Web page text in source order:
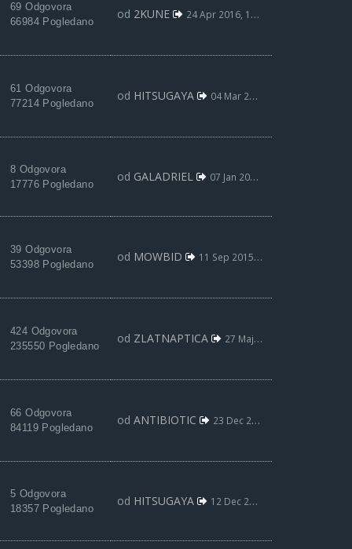
69 Odgovora
66984 Pogledano
od 2KUNE 24 Apr 2016, 11:29
61 Odgovora
77214 Pogledano
od HITSUGAYA 04 Mar 2016, 15:17
8 Odgovora
17776 Pogledano
od GALADRIEL 07 Jan 2016, 01:50
39 Odgovora
53398 Pogledano
od MOWBID 11 Sep 2015, 17:25
424 Odgovora
235550 Pogledano
od ZLATNAPTICA 27 Maj 2015, 09:50
66 Odgovora
84119 Pogledano
od ANTIBIOTIC 23 Dec 2014, 13:58
5 Odgovora
18357 Pogledano
od HITSUGAYA 12 Dec 2014, 02:30